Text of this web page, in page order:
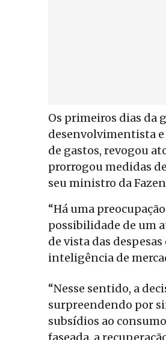
Os primeiros dias da
desenvolvimentista
de gastos, revogou
prorrogou medidas
seu ministro da
“Há uma
possibilidade de um
de vista das
inteligência de
“Nesse sentido, a
surpreendendo por
subsídios ao